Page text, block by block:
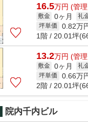
16.5万円 (管
敷金 0ヶ月 礼
坪単価 0.82万
1階 / 20.01坪
13.2万円 (管
敷金 0ヶ月 礼
坪単価 0.66万
2階 / 20.01坪
院内千内ビル